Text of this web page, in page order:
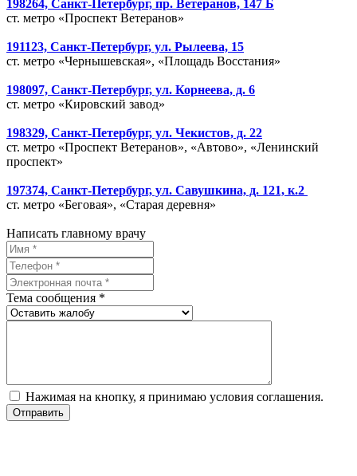
198264, Санкт-Петербург, пр. Ветеранов, 147 Б
ст. метро «Проспект Ветеранов»
191123, Санкт-Петербург, ул. Рылеева, 15
ст. метро «Чернышевская», «Площадь Восстания»
198097, Санкт-Петербург, ул. Корнеева, д. 6
ст. метро «Кировский завод»
198329, Санкт-Петербург, ул. Чекистов, д. 22
ст. метро «Проспект Ветеранов», «Автово», «Ленинский
проспект»
197374, Санкт-Петербург, ул. Савушкина, д. 121, к.2
ст. метро «Беговая», «Старая деревня»
Написать главному врачу
Тема сообщения *
Нажимая на кнопку, я принимаю условия соглашения.